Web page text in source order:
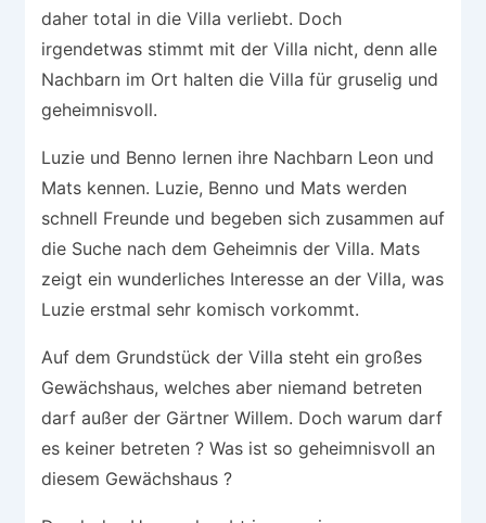
daher total in die Villa verliebt. Doch
irgendetwas stimmt mit der Villa nicht, denn alle
Nachbarn im Ort halten die Villa für gruselig und
geheimnisvoll.
Luzie und Benno lernen ihre Nachbarn Leon und
Mats kennen. Luzie, Benno und Mats werden
schnell Freunde und begeben sich zusammen auf
die Suche nach dem Geheimnis der Villa. Mats
zeigt ein wunderliches Interesse an der Villa, was
Luzie erstmal sehr komisch vorkommt.
Auf dem Grundstück der Villa steht ein großes
Gewächshaus, welches aber niemand betreten
darf außer der Gärtner Willem. Doch warum darf
es keiner betreten ? Was ist so geheimnisvoll an
diesem Gewächshaus ?